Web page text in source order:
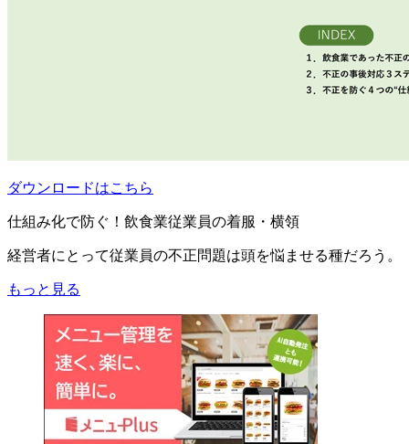
ダウンロードはこちら
仕組み化で防ぐ！飲食業従業員の着服・横領
経営者にとって従業員の不正問題は頭を悩ませる種だろう。
もっと見る